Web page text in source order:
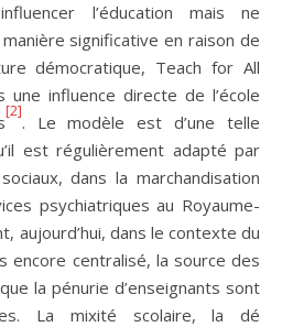
l’éducation mais ne
significative en raison de
démocratique, Teach for All
influence directe de l’école
[2]
. Le modèle est d’une telle
est régulièrement adapté par
dans la marchandisation
psychiatriques au Royaume-
aujourd’hui, dans le contexte du
encore centralisé, la source des
la pénurie d’enseignants sont
La mixité scolaire, la dé